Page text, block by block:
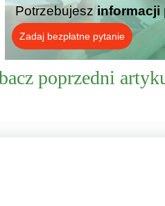
Potrzebujesz informacji
Zadaj bezpłatne pytanie
poprzedni